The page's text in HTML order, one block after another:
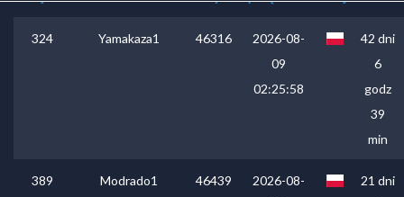
324 Yamakaza1 46316
2026-08-
09
02:25:58
42 dni
6
godz
39
min
389 Modrado1 46439
2026-08-
21 dni